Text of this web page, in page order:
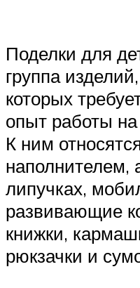
Поделки для
группа
которых
опыт работы
К ним
наполнителем,
липучках,
развивающие
книжки,
рюкзачки и